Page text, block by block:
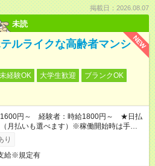
掲載日：2026.08.07
未読
NEW
ルライクな高齢者マンシ
経験OK 大学生歓迎
ブランクOK
1600円～ 経験者：時給1800円～ ★日払
月払いも選べます）※稼働開始時は手続き
なります。
り
給※規定有